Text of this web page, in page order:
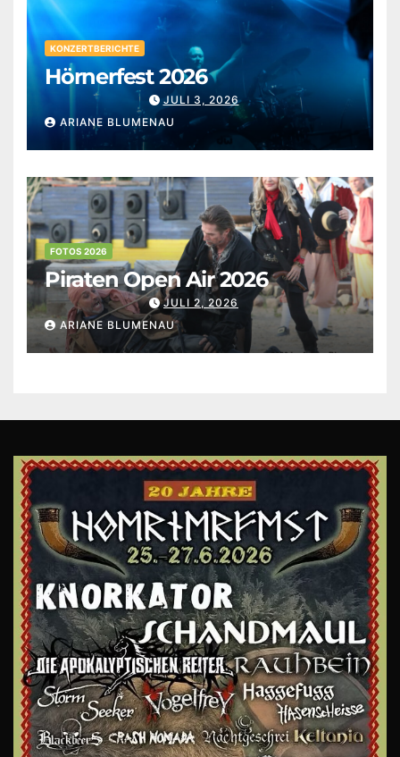
KONZERTBERICHTE
Hörnerfest 2026
JULI 3, 2026
ARIANE BLUMENAU
FOTOS 2026
Piraten Open Air 2026
JULI 2, 2026
ARIANE BLUMENAU